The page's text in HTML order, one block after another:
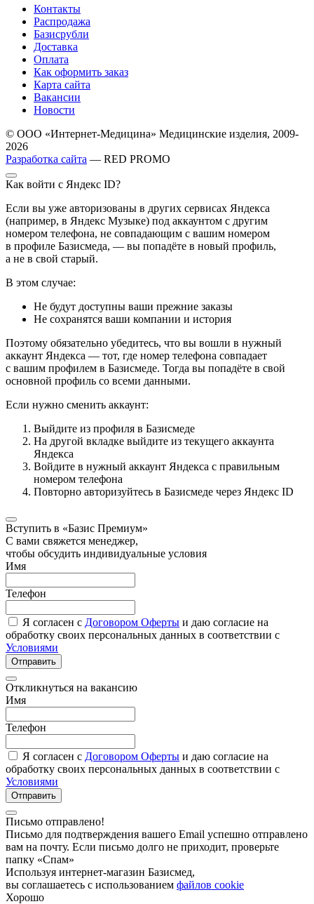
Контакты
Распродажа
Базисрубли
Доставка
Оплата
Как оформить заказ
Карта сайта
Вакансии
Новости
© ООО «Интернет-Медицина» Медицинские изделия, 2009-
2026
Разработка сайта — RED PROMO
Как войти с Яндекс ID?
Если вы уже авторизованы в других сервисах Яндекса
(например, в Яндекс Музыке) под аккаунтом с другим
номером телефона, не совпадающим с вашим номером
в профиле Базисмеда, — вы попадёте в новый профиль,
а не в свой старый.
В этом случае:
Не будут доступны ваши прежние заказы
Не сохранятся ваши компании и история
Поэтому обязательно убедитесь, что вы вошли в нужный
аккаунт Яндекса — тот, где номер телефона совпадает
с вашим профилем в Базисмеде. Тогда вы попадёте в свой
основной профиль со всеми данными.
Если нужно сменить аккаунт:
Выйдите из профиля в Базисмеде
На другой вкладке выйдите из текущего аккаунта
Яндекса
Войдите в нужный аккаунт Яндекса с правильным
номером телефона
Повторно авторизуйтесь в Базисмеде через Яндекс ID
Вступить в «Базис Премиум»
С вами свяжется менеджер,
чтобы обсудить индивидуальные условия
Имя
Телефон
Я согласен с Договором Оферты и даю согласие на
обработку своих персональных данных в соответствии с
Условиями
Отправить
Откликнуться на вакансию
Имя
Телефон
Я согласен с Договором Оферты и даю согласие на
обработку своих персональных данных в соответствии с
Условиями
Отправить
Письмо отправлено!
Письмо для подтверждения вашего Email успешно отправлено
вам на почту. Если письмо долго не приходит, проверьте
папку «Спам»
Используя интернет-магазин Базисмед,
вы соглашаетесь с использованием файлов cookie
Хорошо